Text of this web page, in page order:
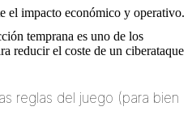
el impacto económico y operativo.
temprana es uno de los
reducir el coste de un ciberataque
reglas del juego (para bien